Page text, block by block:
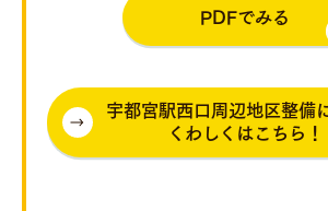
PDFでみる
宇都宮駅西口周辺地区整備
くわしくはこちら！